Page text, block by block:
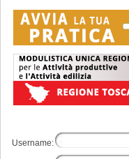
Username: